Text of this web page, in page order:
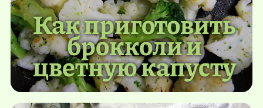
Как приготовить
брокколи и
цветную капусту